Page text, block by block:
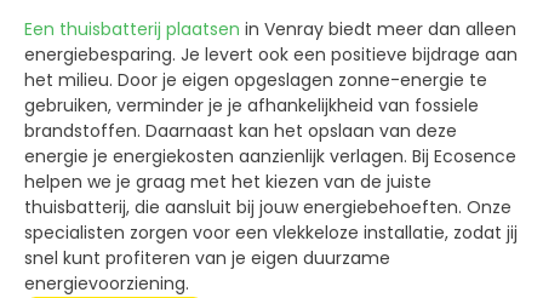
Een thuisbatterij plaatsen in Venray biedt meer dan alleen
energiebesparing. Je levert ook een positieve bijdrage aan
het milieu. Door je eigen opgeslagen zonne-energie te
gebruiken, verminder je je afhankelijkheid van fossiele
brandstoffen. Daarnaast kan het opslaan van deze
energie je energiekosten aanzienlijk verlagen. Bij Ecosence
helpen we je graag met het kiezen van de juiste
thuisbatterij, die aansluit bij jouw energiebehoeften. Onze
specialisten zorgen voor een vlekkeloze installatie, zodat jij
snel kunt profiteren van je eigen duurzame
energievoorziening.